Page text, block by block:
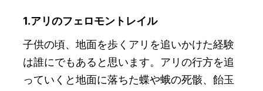
1.アリのフェロモントレイル
子供の頃、地面を歩くアリを追いかけた経験
は誰にでもあると思います。アリの行方を追
っていくと地面に落ちた蝶や蛾の死骸、飴玉